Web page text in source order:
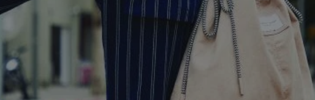
NGINX Inc.
bh.contextweb.com
Sesja
Rejestruje, który klaster serwerów obsługuje
gościa. Jest to używane w kontekście
równoważenia obciążenia w celu optymalizacji
doświadczenia użytkownika.
Ten plik cookie jest używany przez usługę Cookie-
Script.com do zapamiętywania preferencji
dotyczących zgody użytkownika na pliki cookie.
Jest to konieczne, aby baner cookie Cookie-
Script.com działał poprawnie.
Privacy Policy